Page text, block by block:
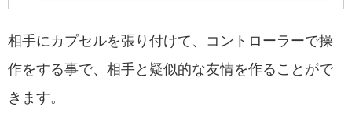
相手にカプセルを張り付けて、コントローラーで操
作をする事で、相手と疑似的な友情を作ることがで
きます。